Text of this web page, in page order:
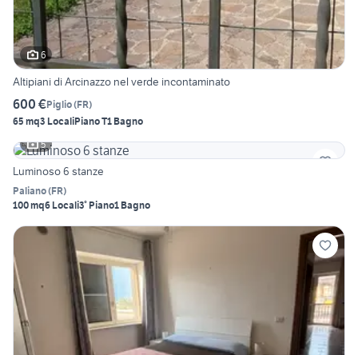
6
Altipiani di Arcinazzo nel verde incontaminato
600 €Piglio(FR)
65 mq3 LocaliPiano T1 Bagno
5
Luminoso 6 stanze
Paliano(FR)
100 mq6 Locali3° Piano1 Bagno